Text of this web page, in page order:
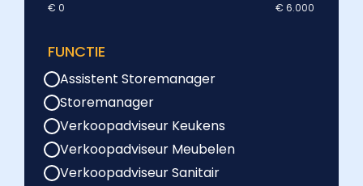
€ 0 € 6.000
FUNCTIE
Assistent Storemanager
Storemanager
Verkoopadviseur Keukens
Verkoopadviseur Meubelen
Verkoopadviseur Sanitair